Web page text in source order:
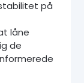
på
låne
de